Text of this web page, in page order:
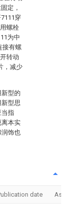
定，
穿
螺栓
为中
接有螺
转动
，减少
型的
型思
当指
离本实
润饰也
date